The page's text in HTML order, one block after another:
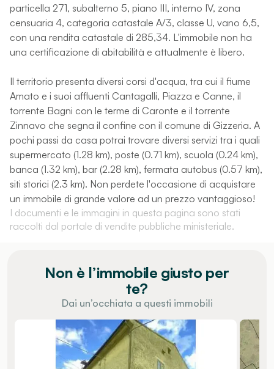
particella 271, subalterno 5, piano III, interno IV, zona
censuaria 4, categoria catastale A/3, classe U, vano 6,5,
con una rendita catastale di 285,34. L'immobile non ha
una certificazione di abitabilità e attualmente è libero.
Il territorio presenta diversi corsi d'acqua, tra cui il fiume
Amato e i suoi affluenti Cantagalli, Piazza e Canne, il
torrente Bagni con le terme di Caronte e il torrente
Zinnavo che segna il confine con il comune di Gizzeria. A
pochi passi da casa potrai trovare diversi servizi tra i quali
supermercato (1.28 km), poste (0.71 km), scuola (0.24 km),
banca (1.32 km), bar (2.28 km), fermata autobus (0.57 km),
siti storici (2.3 km). Non perdete l'occasione di acquistare
un immobile di grande valore ad un prezzo vantaggioso!
I documenti e le immagini in questa pagina sono stati
raccolti dal portale di vendite pubbliche ministeriale.
Non è l’immobile giusto per
te?
Dai un’occhiata a questi immobili